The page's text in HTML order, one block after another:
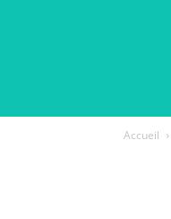
Accueil